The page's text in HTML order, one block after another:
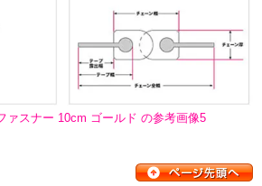
ァスナー 10cm ゴールド の参考画像5